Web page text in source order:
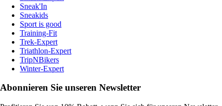
Sneak'In
Sneakids
Sport is good
Training-Fit
Trek-Expert
Triathlon-Expert
TripNBikers
Winter-Expert
Abonnieren Sie unseren Newsletter